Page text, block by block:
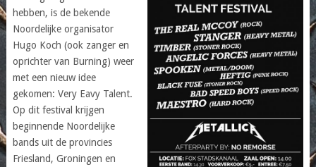
hebben, is de bekende
Noordelijke organisator
Hugo Koch (ook zanger en
oprichter van Burning) weer
met een nieuw idee
gekomen: Very Eavy Talent.
Op dit festival krijgen
beginnende Noordelijke
bands uit de provincies
Friesland, Groningen en